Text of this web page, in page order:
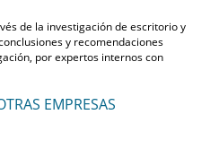
de la investigación de escritorio y
y recomendaciones
por expertos internos con
EMPRESAS